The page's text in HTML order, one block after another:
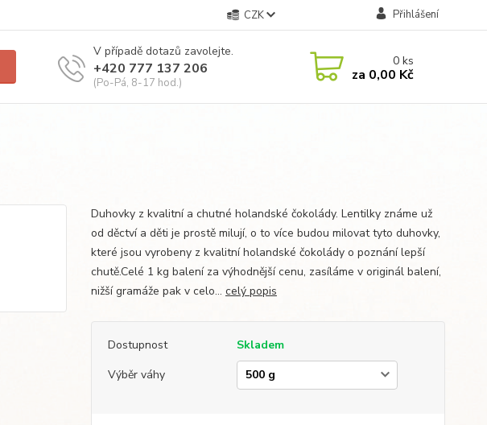
CZK Přihlášení
V případě dotazů zavolejte.
+420 777 137 206
(Po-Pá, 8-17 hod.)
0ks
za 0,00 Kč
Duhovky z kvalitní a chutné holandské čokolády. Lentilky známe už
od děctví a děti je prostě milují, o to více budou milovat tyto duhovky,
které jsou vyrobeny z kvalitní holandské čokolády o poznání lepší
chutě.Celé 1 kg balení za výhodnější cenu, zasíláme v originál balení,
nižší gramáže pak v celo... celý popis
Dostupnost
Skladem
Výběr váhy